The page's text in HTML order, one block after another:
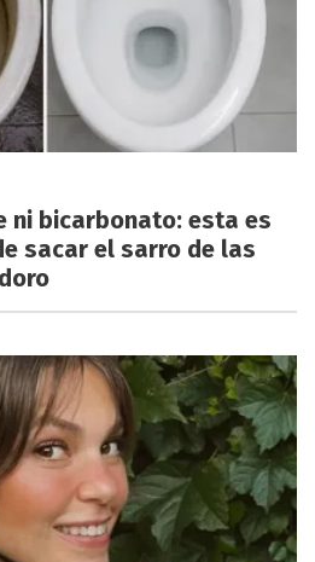
ni bicarbonato: esta es
sacar el sarro de las